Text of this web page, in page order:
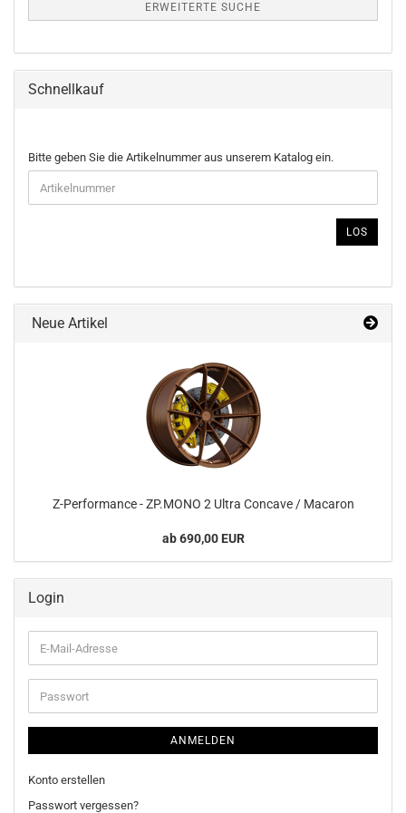
ERWEITERTE SUCHE
Schnellkauf
BITTE
GEBEN
SIE
DIE
EIN.
Bitte geben Sie die Artikelnummer aus unserem Katalog ein.
LOS
Neue Artikel
Z-​Performance - ZP.MONO 2 Ultra Con­ca­ve / Ma­ca­ron
ab 690,00 EUR
Login
E-
Mail-
Adresse
Passwort
ANMELDEN
Konto erstellen
Passwort vergessen?